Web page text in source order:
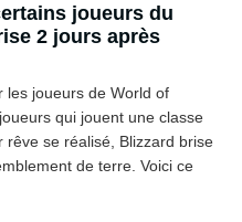
joueurs du
2 jours après
les joueurs de World of
qui jouent une classe
rêve se réalisé, Blizzard brise
de terre. Voici ce